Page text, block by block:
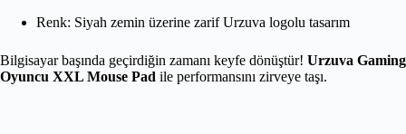
Renk: Siyah zemin üzerine zarif Urzuva logolu tasarım
Bilgisayar başında geçirdiğin zamanı keyfe dönüştür! Urzuva Gaming
Oyuncu XXL Mouse Pad ile performansını zirveye taşı.